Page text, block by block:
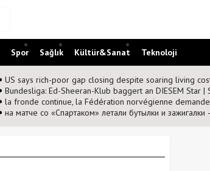
Spor Sağlık Kültür&Sanat Teknoloji